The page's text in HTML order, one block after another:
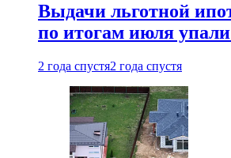
Выдачи льготной
по итогам июля
2 года спустя2 года спустя